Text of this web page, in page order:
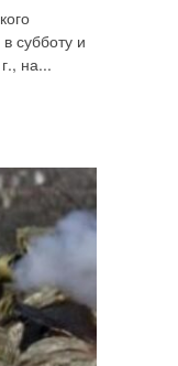
со спамом.
субботу и
на...